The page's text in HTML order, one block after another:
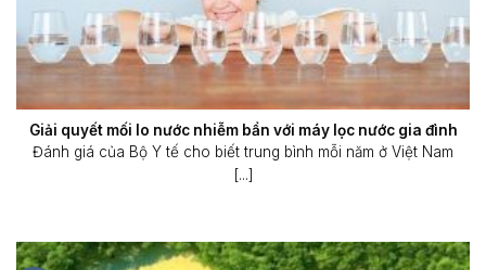
Giải quyết mối lo nước nhiễm bẩn với máy lọc nước gia đình
Đánh giá của Bộ Y tế cho biết trung bình mỗi năm ở Việt Nam
[...]